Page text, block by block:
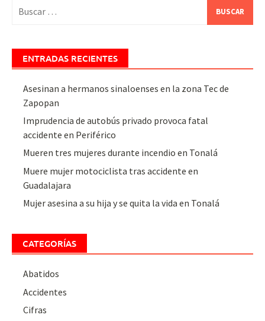
ENTRADAS RECIENTES
Asesinan a hermanos sinaloenses en la zona Tec de
Zapopan
Imprudencia de autobús privado provoca fatal
accidente en Periférico
Mueren tres mujeres durante incendio en Tonalá
Muere mujer motociclista tras accidente en
Guadalajara
Mujer asesina a su hija y se quita la vida en Tonalá
CATEGORÍAS
Abatidos
Accidentes
Cifras